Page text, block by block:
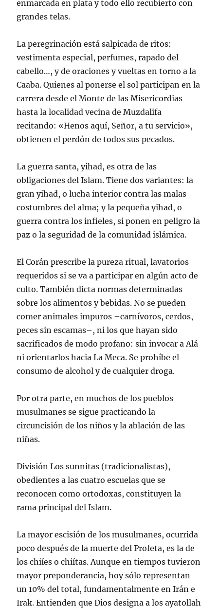
enmarcada en plata y todo ello recubierto con
grandes telas.
La peregrinación está salpicada de ritos:
vestimenta especial, perfumes, rapado del
cabello…, y de oraciones y vueltas en torno a la
Caaba. Quienes al ponerse el sol participan en la
carrera desde el Monte de las Misericordias
hasta la localidad vecina de Muzdalifa
recitando: «Henos aquí, Señor, a tu servicio»,
obtienen el perdón de todos sus pecados.
La guerra santa, yihad, es otra de las
obligaciones del Islam. Tiene dos variantes: la
gran yihad, o lucha interior contra las malas
costumbres del alma; y la pequeña yihad, o
guerra contra los infieles, si ponen en peligro la
paz o la seguridad de la comunidad islámica.
El Corán prescribe la pureza ritual, lavatorios
requeridos si se va a participar en algún acto de
culto. También dicta normas determinadas
sobre los alimentos y bebidas. No se pueden
comer animales impuros –carnívoros, cerdos,
peces sin escamas–, ni los que hayan sido
sacrificados de modo profano: sin invocar a Alá
ni orientarlos hacia La Meca. Se prohíbe el
consumo de alcohol y de cualquier droga.
Por otra parte, en muchos de los pueblos
musulmanes se sigue practicando la
circuncisión de los niños y la ablación de las
niñas.
División Los sunnitas (tradicionalistas),
obedientes a las cuatro escuelas que se
reconocen como ortodoxas, constituyen la
rama principal del Islam.
La mayor escisión de los musulmanes, ocurrida
poco después de la muerte del Profeta, es la de
los chiíes o chiítas. Aunque en tiempos tuvieron
mayor preponderancia, hoy sólo representan
un 10% del total, fundamentalmente en Irán e
Irak. Entienden que Dios designa a los ayatollah